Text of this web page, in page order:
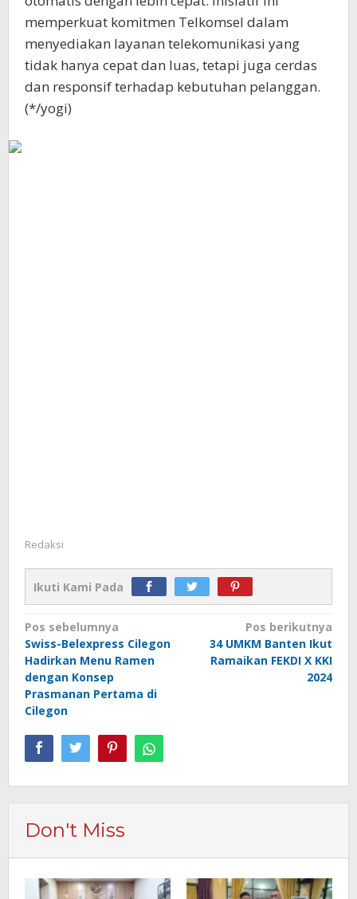
memperkuat komitmen Telkomsel dalam
menyediakan layanan telekomunikasi yang
tidak hanya cepat dan luas, tetapi juga cerdas
dan responsif terhadap kebutuhan pelanggan.
(*/yogi)
Redaksi
Ikuti Kami Pada
Navigasi
pos
Pos sebelumnya
Swiss-Belexpress Cilegon
Hadirkan Menu Ramen
dengan Konsep
Prasmanan Pertama di
Cilegon
Pos berikutnya
34 UMKM Banten Ikut
Ramaikan FEKDI X KKI
2024
Don't Miss